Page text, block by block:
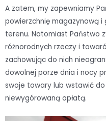
A zatem, my zapewniamy
powierzchnię magazynową
terenu. Natomiast Państwo
różnorodnych rzeczy i
zachowując do nich
dowolnej porze dnia i nocy
swoje towary lub wstawić
niewygórowaną opłatą.